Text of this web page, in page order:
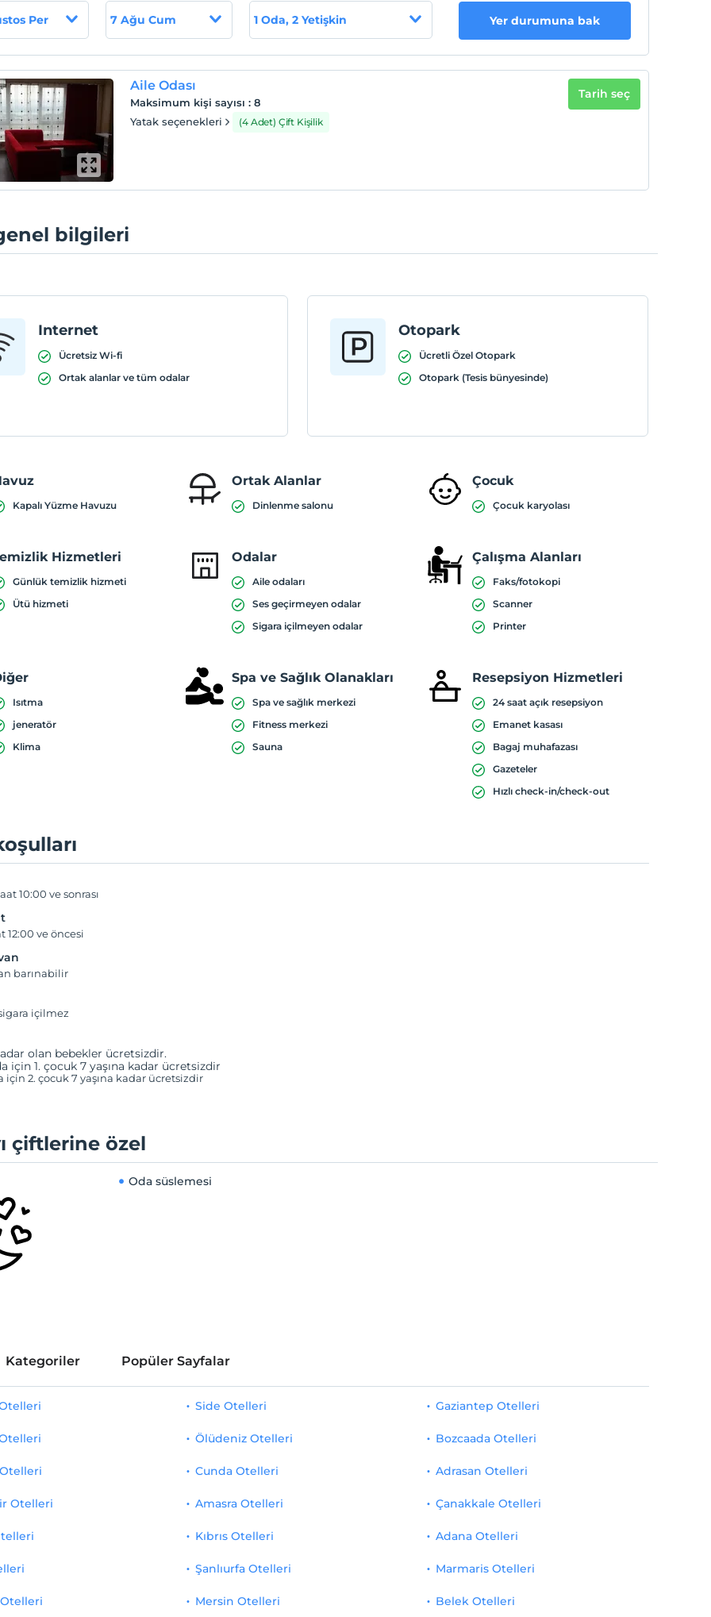
Per 7 Ağu Cum 1 Oda, 2 Yetişkin Yer durumuna bak
Aile Odası
Maksimum kişi sayısı :8
Yatak seçenekleri
(4 Adet) Çift Kişilik
Tarih seç
bilgileri
Internet
Ücretsiz Wi-fi
Ortak alanlar ve tüm odalar
Otopark
Ücretli Özel Otopark
Otopark (Tesis bünyesinde)
Kapalı Yüzme Havuzu
Ortak Alanlar
Dinlenme salonu
Çocuk
Çocuk karyolası
Hizmetleri
Günlük temizlik hizmeti
Ütü hizmeti
Odalar
Aile odaları
Ses geçirmeyen odalar
Sigara içilmeyen odalar
Çalışma Alanları
Faks/fotokopi
Scanner
Printer
Isıtma
jeneratör
Klima
Spa ve Sağlık Olanakları
Spa ve sağlık merkezi
Fitness merkezi
Sauna
Resepsiyon Hizmetleri
24 saat açık resepsiyon
Emanet kasası
Bagaj muhafazası
Gazeteler
Hızlı check-in/check-out
10:00 ve sonrası
12:00 ve öncesi
barınabilir
içilmez
olan bebekler ücretsizdir.
için 1. çocuk 7 yaşına kadar ücretsizdir
için 2. çocuk 7 yaşına kadar ücretsizdir
çiftlerine özel
Oda süslemesi
Kategoriler Popüler Sayfalar
Otelleri
Side Otelleri
Ölüdeniz Otelleri
Cunda Otelleri
Amasra Otelleri
Kıbrıs Otelleri
Gaziantep Otelleri
Bozcaada Otelleri
Adrasan Otelleri
Çanakkale Otelleri
Adana Otelleri
Şanlıurfa Otelleri
Mersin Otelleri
Marmaris Otelleri
Belek Otelleri